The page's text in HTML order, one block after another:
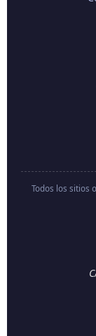
Todos los sitios